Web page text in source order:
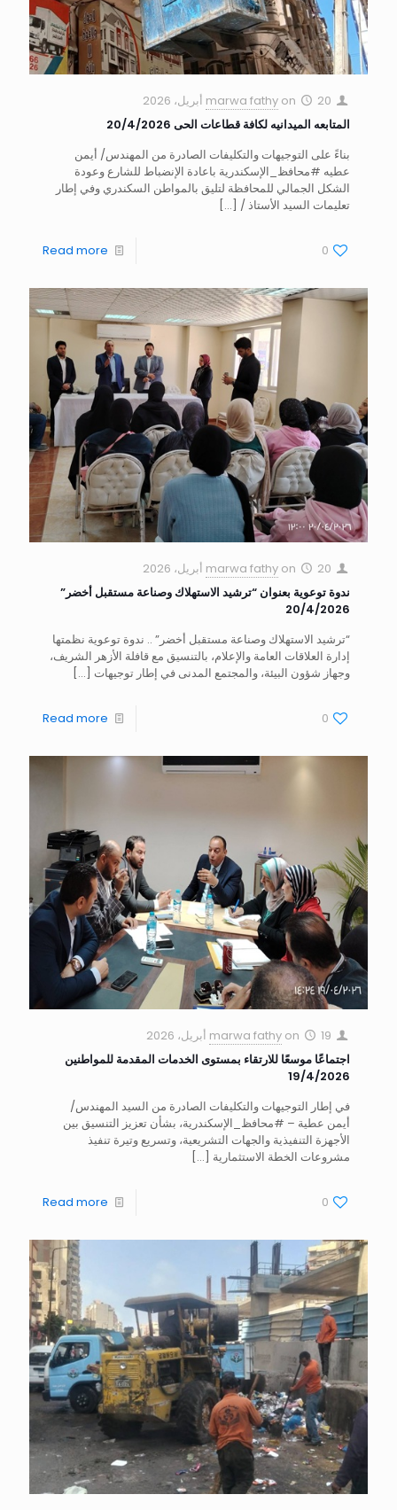
marwa fathy on
20 أبريل، 2026
المتابعه الميدانيه لكافة قطاعات الحى 20/4/2026
بناءً على التوجيهات والتكليفات الصادرة من المهندس/ أيمن
عطيه #محافظ_الإسكندرية باعادة الإنضباط للشارع وعودة
الشكل الجمالي للمحافظة لتليق بالمواطن السكندري وفي إطار
تعليمات السيد الأستاذ / […]
0
Read more
marwa fathy on
20 أبريل، 2026
ندوة توعوية بعنوان “ترشيد الاستهلاك وصناعة مستقبل أخضر”
20/4/2026
“ترشيد الاستهلاك وصناعة مستقبل أخضر” .. ندوة توعوية نظمتها
إدارة العلاقات العامة والإعلام، بالتنسيق مع قافلة الأزهر الشريف،
وجهاز شؤون البيئة، والمجتمع المدنى في إطار توجيهات […]
0
Read more
marwa fathy on
19 أبريل، 2026
اجتماعًا موسعًا للارتقاء بمستوى الخدمات المقدمة للمواطنين
19/4/2026
في إطار التوجيهات والتكليفات الصادرة من السيد المهندس/
أيمن عطية – #محافظ_الإسكندرية، بشأن تعزيز التنسيق بين
الأجهزة التنفيذية والجهات التشريعية، وتسريع وتيرة تنفيذ
مشروعات الخطة الاستثمارية […]
0
Read more